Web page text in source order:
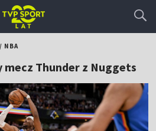
NBA
mecz Thunder z Nuggets